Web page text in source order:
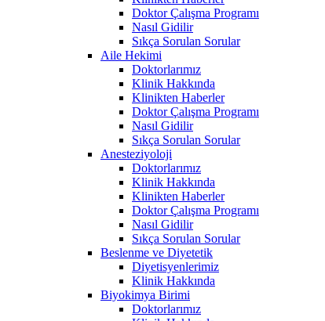
Doktor Çalışma Programı
Nasıl Gidilir
Sıkça Sorulan Sorular
Aile Hekimi
Doktorlarımız
Klinik Hakkında
Klinikten Haberler
Doktor Çalışma Programı
Nasıl Gidilir
Sıkça Sorulan Sorular
Anesteziyoloji
Doktorlarımız
Klinik Hakkında
Klinikten Haberler
Doktor Çalışma Programı
Nasıl Gidilir
Sıkça Sorulan Sorular
Beslenme ve Diyetetik
Diyetisyenlerimiz
Klinik Hakkında
Biyokimya Birimi
Doktorlarımız